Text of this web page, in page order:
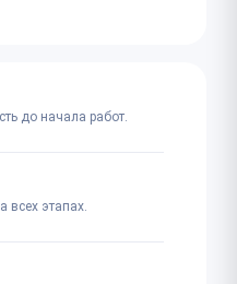
до начала работ.
всех этапах.